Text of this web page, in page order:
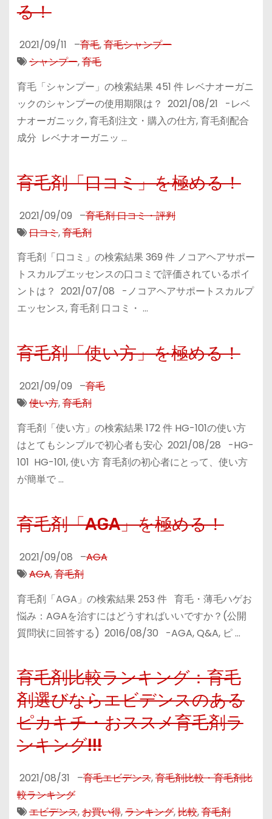
る！
2021/09/11 –育毛,育毛シャンプー
シャンプー,育毛
育毛「シャンプー」の検索結果 451 件 レベナオーガニ
ックのシャンプーの使用期限は？ 2021/08/21 -レベ
ナオーガニック, 育毛剤注文・購入の仕方, 育毛剤配合
成分 レベナオーガニッ …
育毛剤「口コミ」を極める！
2021/09/09 –育毛剤 口コミ・評判
口コミ,育毛剤
育毛剤「口コミ」の検索結果 369 件 ノコアヘアサポー
トスカルプエッセンスの口コミで評価されているポイ
ントは？ 2021/07/08 -ノコアヘアサポートスカルプ
エッセンス, 育毛剤 口コミ・ …
育毛剤「使い方」を極める！
2021/09/09 –育毛
使い方,育毛剤
育毛剤「使い方」の検索結果 172 件 HG-101の使い方
はとてもシンプルで初心者も安心 2021/08/28 -HG-
101 HG-101, 使い方 育毛剤の初心者にとって、使い方
が簡単で …
育毛剤「AGA」を極める！
2021/09/08 –AGA
AGA,育毛剤
育毛剤「AGA」の検索結果 253 件 育毛・薄毛ハゲお
悩み：AGAを治すにはどうすればいいですか？(公開
質問状に回答する) 2016/08/30 -AGA, Q&A, ピ …
育毛剤比較ランキング：育毛
剤選びならエビデンスのある
ピカキチ・おススメ育毛剤ラ
ンキング!!!
2021/08/31 –育毛エビデンス,育毛剤比較・育毛剤比
較ランキング
エビデンス,お買い得,ランキング,比較,育毛剤